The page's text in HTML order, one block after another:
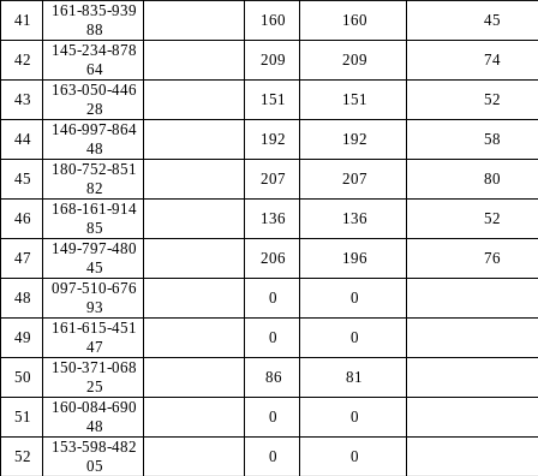
41
161-835-939
88
160 160 45
42
145-234-878
64
209 209 74
43
163-050-446
28
151 151 52
44
146-997-864
48
192 192 58
45
180-752-851
82
207 207 80
46
168-161-914
85
136 136 52
47
149-797-480
45
206 196 76
48
097-510-676
93
0 0
49
161-615-451
47
0 0
50
150-371-068
25
86 81
51
160-084-690
48
0 0
52
153-598-482
05
0 0